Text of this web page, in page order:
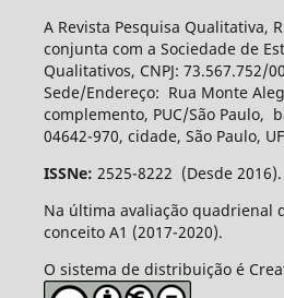
A Revista Pesquisa Qualitativa,
conjunta com a Sociedade de
Qualitativos, CNPJ: 73.567.752/
Sede/Endereço: Rua Monte
complemento, PUC/São Paulo,
04642-970, cidade, São Paulo,
ISSNe: 2525-8222 (Desde 2016).
Na última avaliação quadrienal
conceito A1 (2017-2020).
O sistema de distribuição é